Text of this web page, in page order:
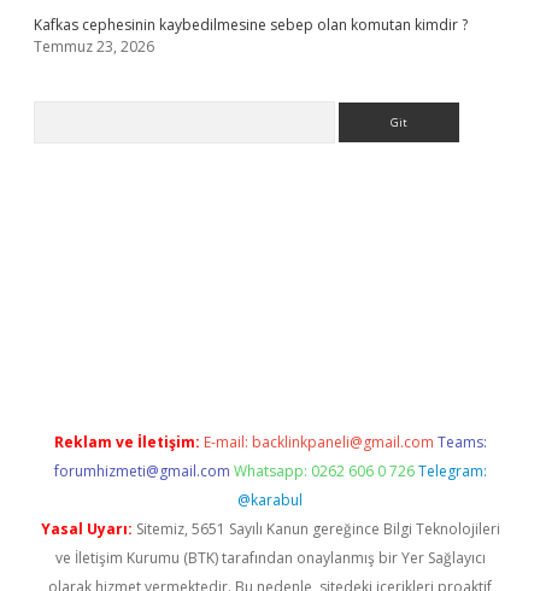
Kafkas cephesinin kaybedilmesine sebep olan komutan kimdir ?
Temmuz 23, 2026
Reklam ve İletişim: E-mail: backlinkpaneli@gmail.com Teams:
forumhizmeti@gmail.com Whatsapp: 0262 606 0 726 Telegram:
@karabul
Yasal Uyarı: Sitemiz, 5651 Sayılı Kanun gereğince Bilgi Teknolojileri
ve İletişim Kurumu (BTK) tarafından onaylanmış bir Yer Sağlayıcı
olarak hizmet vermektedir. Bu nedenle, sitedeki içerikleri proaktif